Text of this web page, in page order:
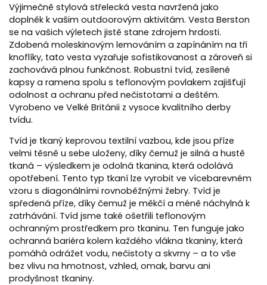
Výjimečně stylová střelecká vesta navržená jako
doplněk k vašim outdoorovým aktivitám. Vesta Berston
se na vašich výletech jistě stane zdrojem hrdosti.
Zdobená moleskinovým lemováním a zapínáním na tři
knoflíky, tato vesta vyzařuje sofistikovanost a zároveň si
zachovává plnou funkčnost. Robustní tvíd, zesílené
kapsy a ramena spolu s teflonovým povlakem zajišťují
odolnost a ochranu před nečistotami a deštěm.
Vyrobeno ve Velké Británii z vysoce kvalitního derby
tvídu.
Tvíd je tkaný keprovou textilní vazbou, kde jsou příze
velmi těsně u sebe uloženy, díky čemuž je silná a hustě
tkaná – výsledkem je odolná tkanina, která odolává
opotřebení. Tento typ tkaní lze vyrobit ve vícebarevném
vzoru s diagonálními rovnoběžnými žebry. Tvíd je
spředená příze, díky čemuž je měkčí a méně náchylná k
zatrhávání. Tvíd jsme také ošetřili teflonovým
ochranným prostředkem pro tkaninu. Ten funguje jako
ochranná bariéra kolem každého vlákna tkaniny, která
pomáhá odrážet vodu, nečistoty a skvrny – a to vše
bez vlivu na hmotnost, vzhled, omak, barvu ani
prodyšnost tkaniny.